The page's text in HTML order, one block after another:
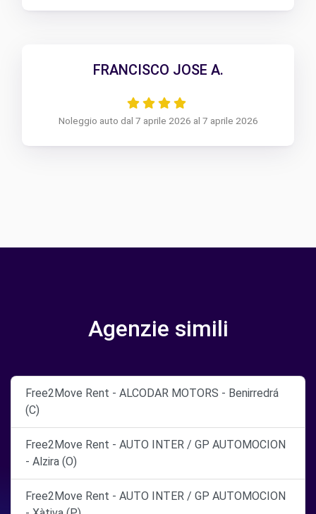
FRANCISCO JOSE A.
Noleggio auto dal 7 aprile 2026 al 7 aprile 2026
Agenzie simili
Free2Move Rent - ALCODAR MOTORS - Benirredrá
(C)
Free2Move Rent - AUTO INTER / GP AUTOMOCION
- Alzira (O)
Free2Move Rent - AUTO INTER / GP AUTOMOCION